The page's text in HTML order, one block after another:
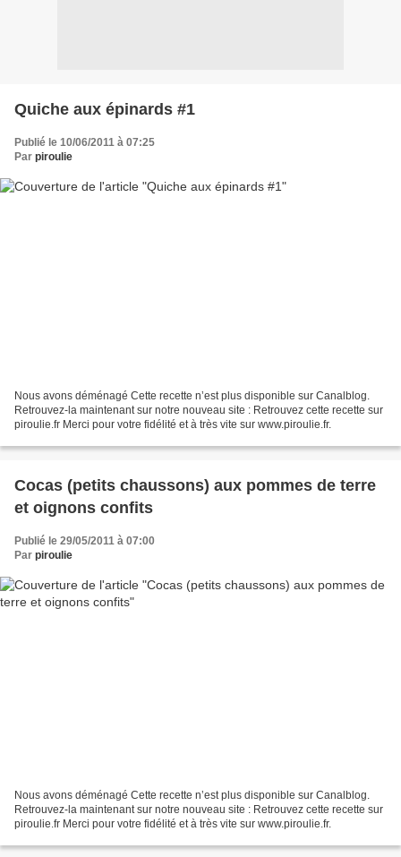
Quiche aux épinards #1
Publié le 10/06/2011 à 07:25
Par piroulie
Nous avons déménagé Cette recette n’est plus disponible sur Canalblog.
Retrouvez-la maintenant sur notre nouveau site : Retrouvez cette recette sur
piroulie.fr Merci pour votre fidélité et à très vite sur www.piroulie.fr.
Cocas (petits chaussons) aux pommes de terre
et oignons confits
Publié le 29/05/2011 à 07:00
Par piroulie
Nous avons déménagé Cette recette n’est plus disponible sur Canalblog.
Retrouvez-la maintenant sur notre nouveau site : Retrouvez cette recette sur
piroulie.fr Merci pour votre fidélité et à très vite sur www.piroulie.fr.